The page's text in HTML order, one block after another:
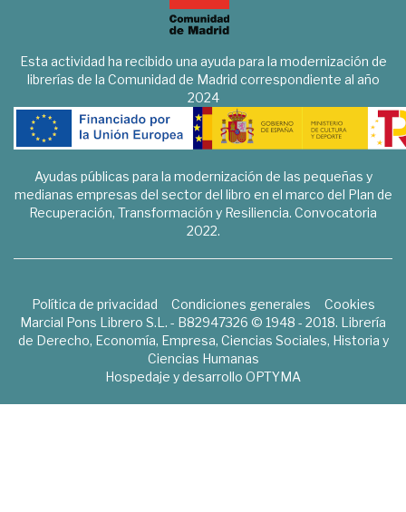
Esta actividad ha recibido una ayuda para la modernización de
librerías de la Comunidad de Madrid correspondiente al año
2024
Ayudas públicas para la modernización de las pequeñas y
medianas empresas del sector del libro en el marco del Plan de
Recuperación, Transformación y Resiliencia. Convocatoria
2022.
Política de privacidad Condiciones generales
Cookies
Marcial Pons Librero S.L. - B82947326 © 1948 - 2018. Librería
de Derecho, Economía, Empresa, Ciencias Sociales, Historia y
Ciencias Humanas
Hospedaje y desarrollo OPTYMA